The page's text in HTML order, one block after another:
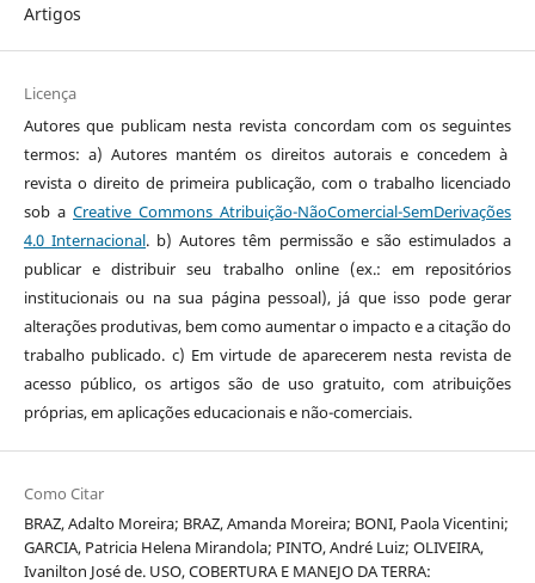
Artigos
Licença
Autores que publicam nesta revista concordam com os seguintes
termos: a) Autores mantém os direitos autorais e concedem à
revista o direito de primeira publicação, com o trabalho licenciado
sob a Creative Commons Atribuição-NãoComercial-SemDerivações
4.0 Internacional. b) Autores têm permissão e são estimulados a
publicar e distribuir seu trabalho online (ex.: em repositórios
institucionais ou na sua página pessoal), já que isso pode gerar
alterações produtivas, bem como aumentar o impacto e a citação do
trabalho publicado. c) Em virtude de aparecerem nesta revista de
acesso público, os artigos são de uso gratuito, com atribuições
próprias, em aplicações educacionais e não-comerciais.
Como Citar
BRAZ, Adalto Moreira; BRAZ, Amanda Moreira; BONI, Paola Vicentini;
GARCIA, Patricia Helena Mirandola; PINTO, André Luiz; OLIVEIRA,
Ivanilton José de. USO, COBERTURA E MANEJO DA TERRA: